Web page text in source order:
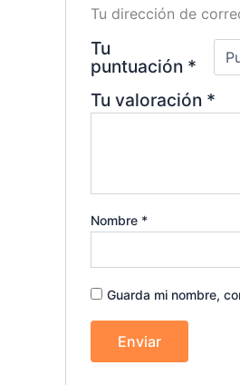
Tu dirección de
Tu
puntuación *
Tu valoración *
Nombre *
Guarda mi nombre,